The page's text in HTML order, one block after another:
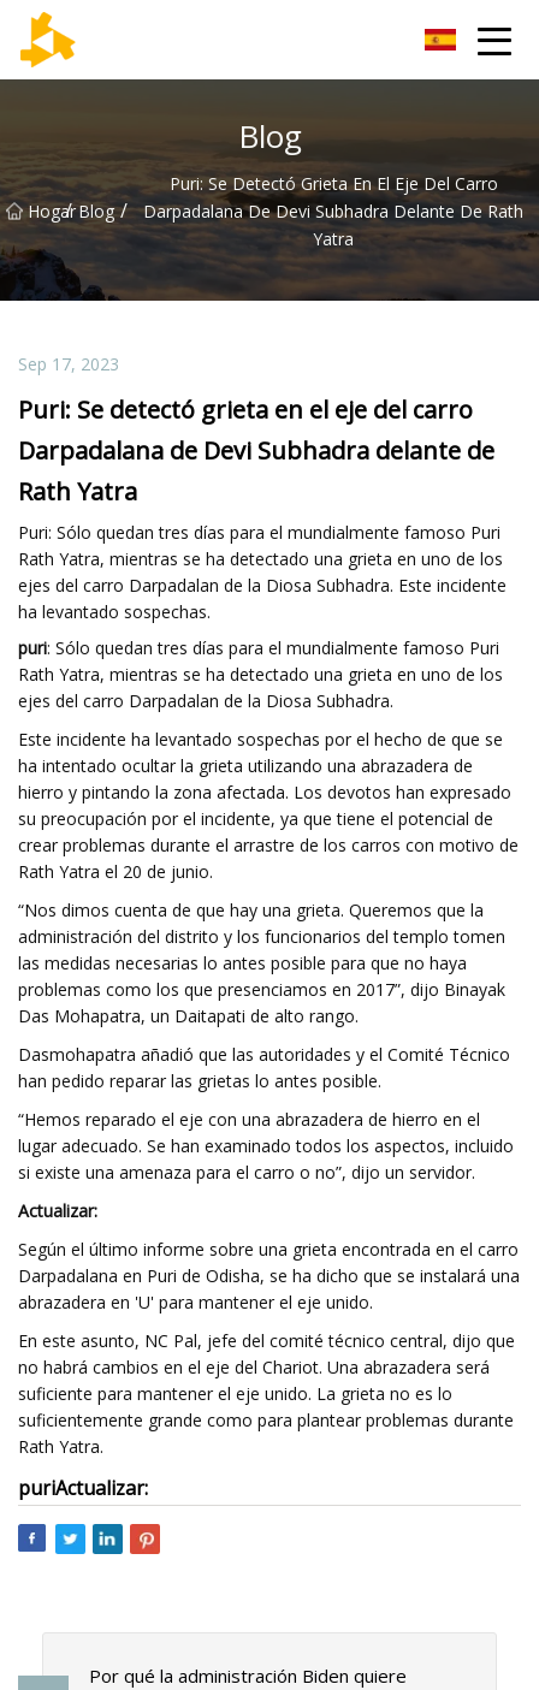
Blog
Hogar
/ Blog /
Puri: Se Detectó Grieta En El Eje Del Carro
Darpadalana De Devi Subhadra Delante De Rath
Yatra
Sep 17, 2023
Puri: Se detectó grieta en el eje del carro
Darpadalana de Devi Subhadra delante de
Rath Yatra
Puri: Sólo quedan tres días para el mundialmente famoso Puri
Rath Yatra, mientras se ha detectado una grieta en uno de los
ejes del carro Darpadalan de la Diosa Subhadra. Este incidente
ha levantado sospechas.
puri: Sólo quedan tres días para el mundialmente famoso Puri
Rath Yatra, mientras se ha detectado una grieta en uno de los
ejes del carro Darpadalan de la Diosa Subhadra.
Este incidente ha levantado sospechas por el hecho de que se
ha intentado ocultar la grieta utilizando una abrazadera de
hierro y pintando la zona afectada. Los devotos han expresado
su preocupación por el incidente, ya que tiene el potencial de
crear problemas durante el arrastre de los carros con motivo de
Rath Yatra el 20 de junio.
“Nos dimos cuenta de que hay una grieta. Queremos que la
administración del distrito y los funcionarios del templo tomen
las medidas necesarias lo antes posible para que no haya
problemas como los que presenciamos en 2017”, dijo Binayak
Das Mohapatra, un Daitapati de alto rango.
Dasmohapatra añadió que las autoridades y el Comité Técnico
han pedido reparar las grietas lo antes posible.
“Hemos reparado el eje con una abrazadera de hierro en el
lugar adecuado. Se han examinado todos los aspectos, incluido
si existe una amenaza para el carro o no”, dijo un servidor.
Actualizar:
Según el último informe sobre una grieta encontrada en el carro
Darpadalana en Puri de Odisha, se ha dicho que se instalará una
abrazadera en 'U' para mantener el eje unido.
En este asunto, NC Pal, jefe del comité técnico central, dijo que
no habrá cambios en el eje del Chariot. Una abrazadera será
suficiente para mantener el eje unido. La grieta no es lo
suficientemente grande como para plantear problemas durante
Rath Yatra.
puriActualizar:
Por qué la administración Biden quiere